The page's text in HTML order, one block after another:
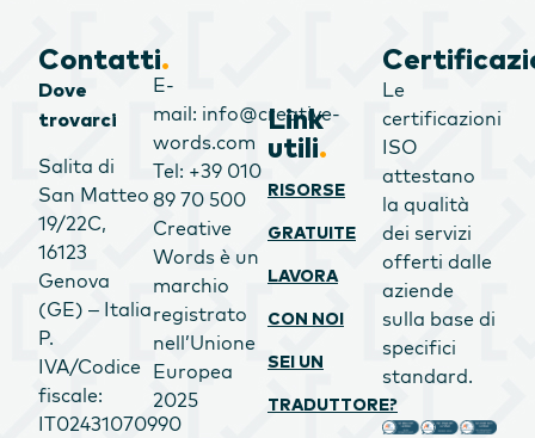
Contatti.
Dove
trovarci
Salita di
San Matteo
19/22C,
16123
Genova
(GE) – Italia
P.
IVA/Codice
fiscale:
IT02431070990
E-
mail: info@creative-
words.com
Tel: +39 010
89 70 500
Creative
Words è un
marchio
registrato
nell’Unione
Europea
2025
Link
utili.
RISORSE
GRATUITE
LAVORA
CON NOI
SEI UN
TRADUTTORE?
Le
certificazioni
ISO
attestano
la qualità
dei servizi
offerti dalle
aziende
sulla base di
specifici
standard.